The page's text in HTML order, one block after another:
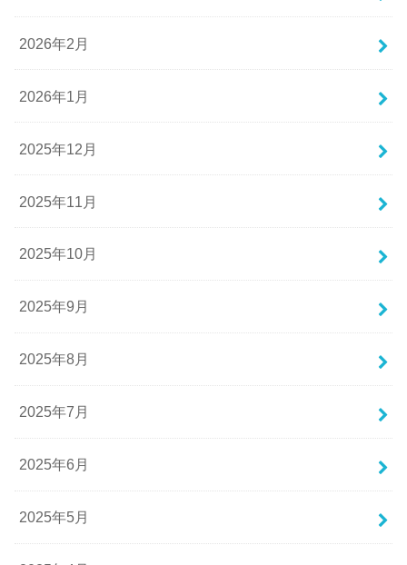
2026年2月
2026年1月
2025年12月
2025年11月
2025年10月
2025年9月
2025年8月
2025年7月
2025年6月
2025年5月